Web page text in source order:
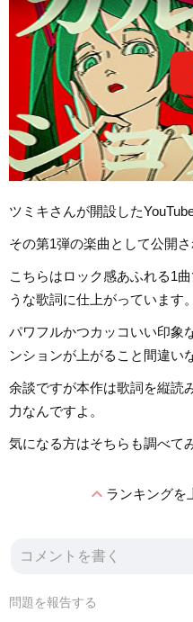
ツミキさんが開設した
その第1弾の楽曲として公開
こちらはロック感あふれる1
うな歌詞に仕上がっています。
パワフルかつカッコいい印象
ンションが上がること間違い
余談ですが本作は歌詞を縦読
力なんですよ。
気になる方はそちらも調べて
expand_lessランキングを
問題を報告する